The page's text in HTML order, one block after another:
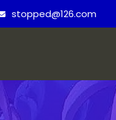
stopped@126.com